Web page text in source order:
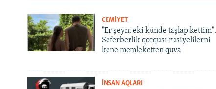
CEMİYET
"Er şeyni eki künde taşlap kettim".
Seferberlik qorqusı rusiyelilerni
kene memleketten quva
İNSAN AQLARI